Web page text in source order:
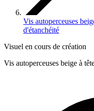
Vis autoperceuses
d'étanchéité
Visuel en cours de création
Vis autoperceuses beige à